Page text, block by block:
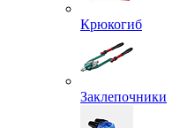
Крюкогиб
Заклепочники